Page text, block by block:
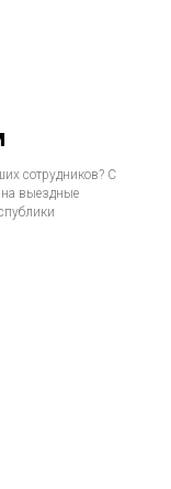
сотрудников? С
выездные